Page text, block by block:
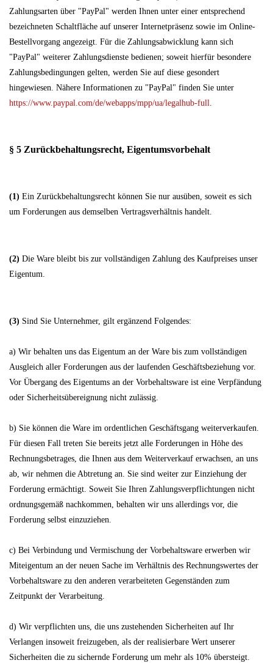
Zahlungsarten über "PayPal" werden Ihnen unter einer entsprechend
bezeichneten Schaltfläche auf unserer Internetpräsenz sowie im Online-
Bestellvorgang angezeigt. Für die Zahlungsabwicklung kann sich
"PayPal" weiterer Zahlungsdienste bedienen; soweit hierfür besondere
Zahlungsbedingungen gelten, werden Sie auf diese gesondert
hingewiesen. Nähere Informationen zu "PayPal" finden Sie unter
https://www.paypal.com/de/webapps/mpp/ua/legalhub-full.
§ 5 Zurückbehaltungsrecht, Eigentumsvorbehalt
(1) Ein Zurückbehaltungsrecht können Sie nur ausüben, soweit es sich
um Forderungen aus demselben Vertragsverhältnis handelt.
(2) Die Ware bleibt bis zur vollständigen Zahlung des Kaufpreises unser
Eigentum.
(3) Sind Sie Unternehmer, gilt ergänzend Folgendes:
a) Wir behalten uns das Eigentum an der Ware bis zum vollständigen
Ausgleich aller Forderungen aus der laufenden Geschäftsbeziehung vor.
Vor Übergang des Eigentums an der Vorbehaltsware ist eine Verpfändung
oder Sicherheitsübereignung nicht zulässig.
b) Sie können die Ware im ordentlichen Geschäftsgang weiterverkaufen.
Für diesen Fall treten Sie bereits jetzt alle Forderungen in Höhe des
Rechnungsbetrages, die Ihnen aus dem Weiterverkauf erwachsen, an uns
ab, wir nehmen die Abtretung an. Sie sind weiter zur Einziehung der
Forderung ermächtigt. Soweit Sie Ihren Zahlungsverpflichtungen nicht
ordnungsgemäß nachkommen, behalten wir uns allerdings vor, die
Forderung selbst einzuziehen.
c) Bei Verbindung und Vermischung der Vorbehaltsware erwerben wir
Miteigentum an der neuen Sache im Verhältnis des Rechnungswertes der
Vorbehaltsware zu den anderen verarbeiteten Gegenständen zum
Zeitpunkt der Verarbeitung.
d) Wir verpflichten uns, die uns zustehenden Sicherheiten auf Ihr
Verlangen insoweit freizugeben, als der realisierbare Wert unserer
Sicherheiten die zu sichernde Forderung um mehr als 10% übersteigt.